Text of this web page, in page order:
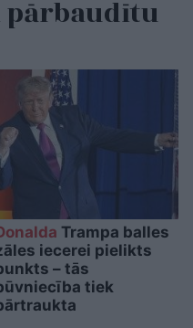
pārbaudītu
Trampa balles
iecerei pielikts
– tās
tiek